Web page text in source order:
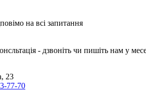
на всі запитання
- дзвоніть чи пишіть нам у
23
77-70